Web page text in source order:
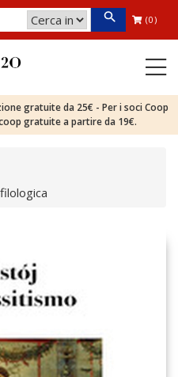
(0)
gratuite da 25€ - Per i soci Coop
gratuite a partire da 19€.